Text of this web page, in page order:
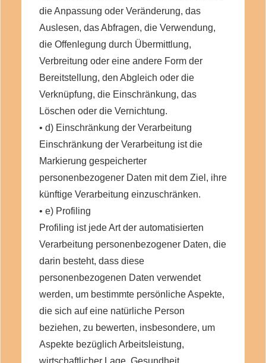
die Anpassung oder Veränderung, das
Auslesen, das Abfragen, die Verwendung,
die Offenlegung durch Übermittlung,
Verbreitung oder eine andere Form der
Bereitstellung, den Abgleich oder die
Verknüpfung, die Einschränkung, das
Löschen oder die Vernichtung.
• d) Einschränkung der Verarbeitung
Einschränkung der Verarbeitung ist die
Markierung gespeicherter
personenbezogener Daten mit dem Ziel, ihre
künftige Verarbeitung einzuschränken.
• e) Profiling
Profiling ist jede Art der automatisierten
Verarbeitung personenbezogener Daten, die
darin besteht, dass diese
personenbezogenen Daten verwendet
werden, um bestimmte persönliche Aspekte,
die sich auf eine natürliche Person
beziehen, zu bewerten, insbesondere, um
Aspekte bezüglich Arbeitsleistung,
wirtschaftlicher Lage, Gesundheit,